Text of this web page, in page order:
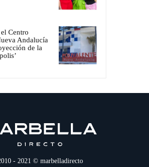
Centro
Andalucía
de la
- 2021 © marbelladirecto